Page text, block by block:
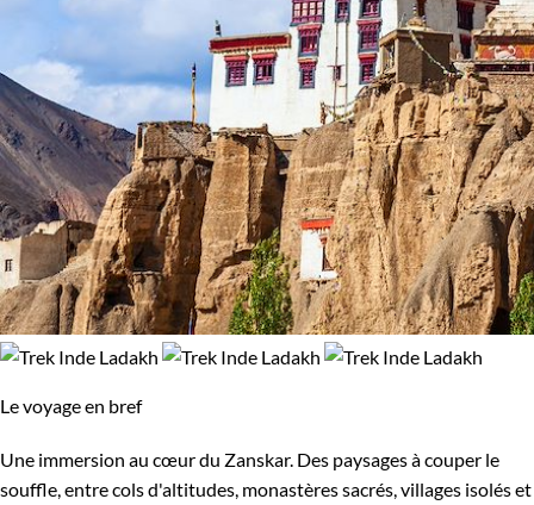
Le voyage en bref
Une immersion au cœur du Zanskar. Des paysages à couper le
souffle, entre cols d'altitudes, monastères sacrés, villages isolés et